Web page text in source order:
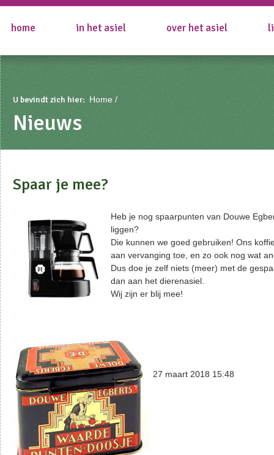
home in het asiel over het asiel
U bevindt zich hier: Home
Nieuws
Spaar je mee?
Heb je nog spaarpunten van Douwe
liggen?
Die kunnen we goed gebruiken! Ons
aan vervanging toe, en zo ook nog wat
Dus doe je zelf niets (meer) met de
dan aan het dierenasiel.
Wij zijn er blij mee!
27 maart 2018 15:48